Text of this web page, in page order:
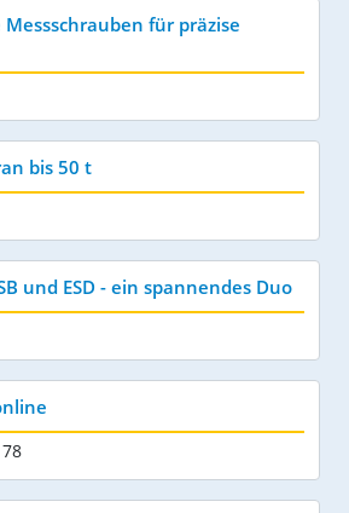
für präzise
bis 50 t
und ESD - ein spannendes Duo
78